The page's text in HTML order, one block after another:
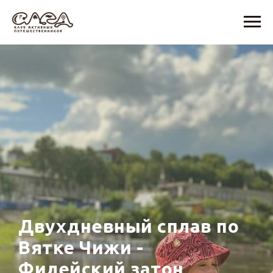
Двухдневный сплав по
Вятке Чижи -
Филейский затон